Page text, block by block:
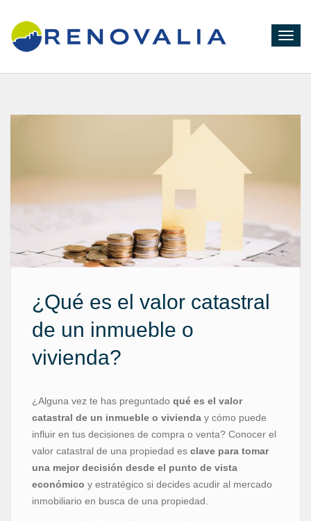
¿Qué es el valor catastral
de un inmueble o
vivienda?
¿Alguna vez te has preguntado qué es el valor
catastral de un inmueble o vivienda y cómo puede
influir en tus decisiones de compra o venta? Conocer el
valor catastral de una propiedad es clave para tomar
una mejor decisión desde el punto de vista
económico y estratégico si decides acudir al mercado
inmobiliario en busca de una propiedad.